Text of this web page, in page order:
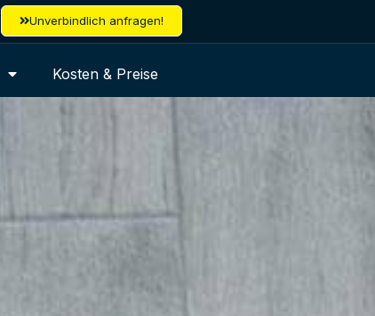
Unverbindlich anfragen!
Kosten & Preise